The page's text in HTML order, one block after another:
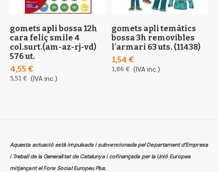
gomets apli bossa 12h
cara feliç smile 4
col.surt.(am-az-rj-vd)
576 ut.
4,55 €
5,51 € (IVA inc.)
gomets apli temàtics
bossa 3h removibles
l'armari 63 uts. (11438)
1,54 €
1,86 € (IVA inc.)
Aquesta actuació està impulsada i subvencionada pel Departament d’Empresa
i Treball de la Generalitat de Catalunya i cofinançada per la Unió Europea
mitjançant el Fons Social Europeu Plus.